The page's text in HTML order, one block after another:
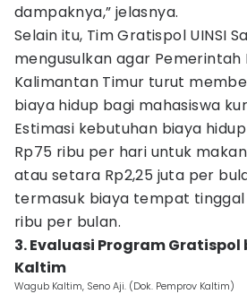
dampaknya,” jelasnya.
Selain itu, Tim Gratispol UINSI
mengusulkan agar Pemerintah
Kalimantan Timur turut
biaya hidup bagi mahasiswa
Estimasi kebutuhan biaya
Rp75 ribu per hari untuk
atau setara Rp2,25 juta per
termasuk biaya tempat tinggal
ribu per bulan.
3. Evaluasi Program Gratispol
Kaltim
Wagub Kaltim, Seno Aji. (Dok. Pemprov Kaltim)